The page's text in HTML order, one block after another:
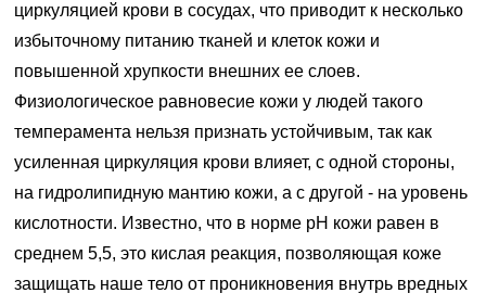
циркуляцией крови в сосудах, что приводит к несколько
избыточному питанию тканей и клеток кожи и
повышенной хрупкости внешних ее слоев.
Физиологическое равновесие кожи у людей такого
темперамента нельзя признать устойчивым, так как
усиленная циркуляция крови влияет, с одной стороны,
на гидролипидную мантию кожи, а с другой - на уровень
кислотности. Известно, что в норме рН кожи равен в
среднем 5,5, это кислая реакция, позволяющая коже
защищать наше тело от проникновения внутрь вредных